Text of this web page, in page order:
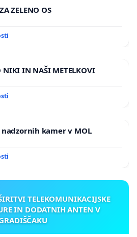
ZELENO OS
NIKI IN NAŠI METELKOVI
kamer v MOL
TELEKOMUNIKACIJSKE
IN DODATNIH ANTEN V